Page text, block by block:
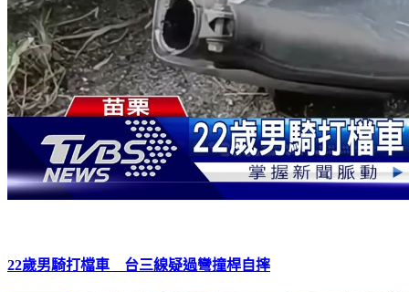
22歲男騎打檔車 台三線疑過彎撞桿自摔